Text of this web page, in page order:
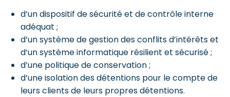
d’un dispositif de sécurité et de contrôle interne
adéquat ;
d’un système de gestion des conflits d’intérêts et
d’un système informatique résilient et sécurisé ;
d’une politique de conservation ;
d’une isolation des détentions pour le compte de
leurs clients de leurs propres détentions.